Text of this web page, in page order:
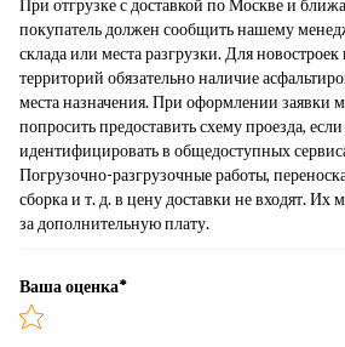
покупатель должен сообщить нашему
склада или места разгрузки. Для
территорий обязательно наличие
места назначения. При оформлении заявки
попросить предоставить схему проезда,
идентифицировать в общедоступных
Погрузочно-разгрузочные работы,
сборка и т. д. в цену доставки не входят. Их
за дополнительную плату.
Ваша оценка*